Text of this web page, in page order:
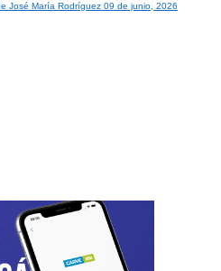
José María Rodríguez 09 de junio, 2026